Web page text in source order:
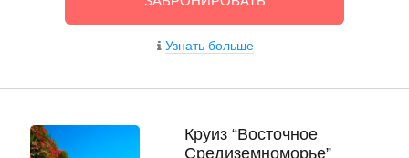
Узнать больше
Круиз “Восточное
Средиземноморье”